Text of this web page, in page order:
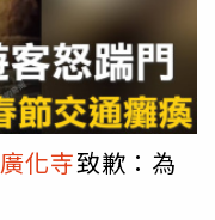
廣化寺致歉：為